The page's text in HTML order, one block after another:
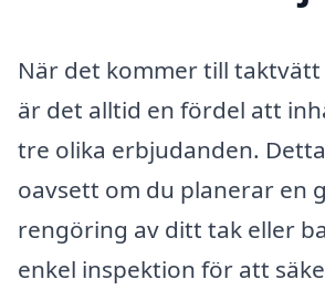
När det kommer till taktvätt
är det alltid en fördel att
tre olika erbjudanden.
oavsett om du planerar en
rengöring av ditt tak eller
enkel inspektion för att